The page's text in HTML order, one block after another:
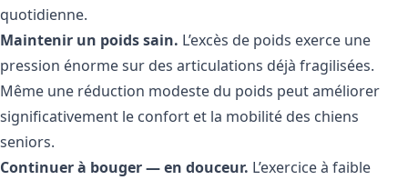
quotidienne.
Maintenir un poids sain. L’excès de poids exerce une
pression énorme sur des articulations déjà fragilisées.
Même une réduction modeste du poids peut améliorer
significativement le confort et la mobilité des chiens
seniors.
Continuer à bouger — en douceur. L’exercice à faible